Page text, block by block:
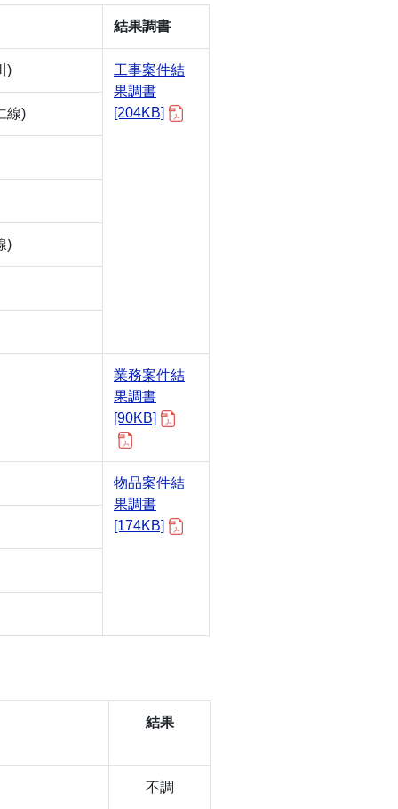
結果調書
)
工事案件結
果調書
[204KB]
線)
)
業務案件結
果調書
[90KB]
物品案件結
果調書
[174KB]
結果
不調